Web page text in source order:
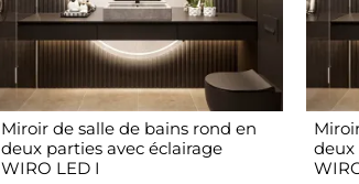
Miroir de salle de bains rond en
deux parties avec éclairage
WIRO LED I
deux